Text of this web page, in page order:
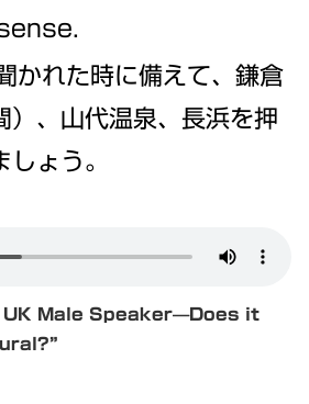
かれた時に備えて、鎌倉
）、山代温泉、長浜を押
ょう。
Male Speaker—Does it